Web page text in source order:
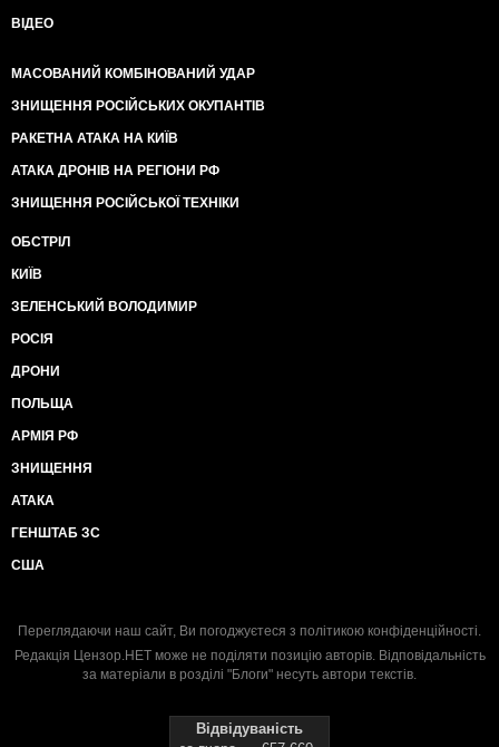
ВІДЕО
МАСОВАНИЙ КОМБІНОВАНИЙ УДАР
ЗНИЩЕННЯ РОСІЙСЬКИХ ОКУПАНТІВ
РАКЕТНА АТАКА НА КИЇВ
АТАКА ДРОНІВ НА РЕГІОНИ РФ
ЗНИЩЕННЯ РОСІЙСЬКОЇ ТЕХНІКИ
ОБСТРІЛ
КИЇВ
ЗЕЛЕНСЬКИЙ ВОЛОДИМИР
РОСІЯ
ДРОНИ
ПОЛЬЩА
АРМІЯ РФ
ЗНИЩЕННЯ
АТАКА
ГЕНШТАБ ЗС
США
Переглядаючи наш сайт, Ви погоджуєтеся з політикою конфіденційності.
Редакція Цензор.НЕТ може не поділяти позицію авторів. Відповідальність
за матеріали в розділі "Блоги" несуть автори текстів.
Відвідуваність